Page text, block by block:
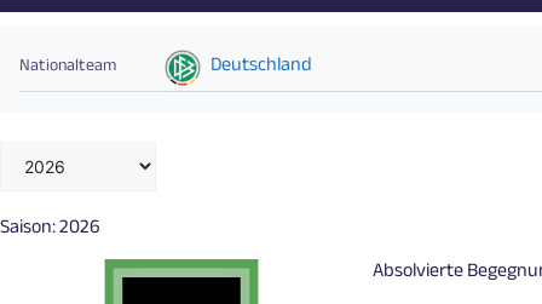
Nationalteam Deutschland
Saison:2026
Absolvierte